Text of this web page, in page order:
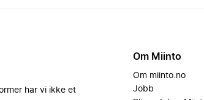
har vi ikke et
Om Miinto
Om miinto.no
Jobb